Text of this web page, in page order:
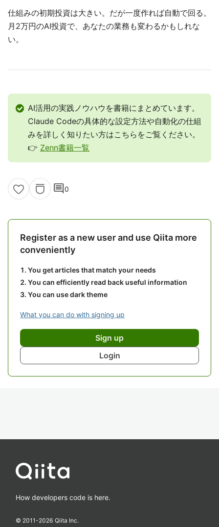
仕組みの初期投資は大きい。だが一度作れば自動で回る。
月2万円のAI投資で、あなたの業務も変わるかもしれな
い。
AI活用の実践ノウハウを書籍にまとめています。
Claude Codeの具体的な設定方法や自動化の仕組
みを詳しく知りたい方はこちらをご覧ください。
👉 Zenn書籍一覧
comment0
Register as a new user and use Qiita more
conveniently
You get articles that match your needs
You can efficiently read back useful information
You can use dark theme
What you can do with signing up
Sign up
Login
How developers code is here.
© 2011-2026 Qiita Inc.